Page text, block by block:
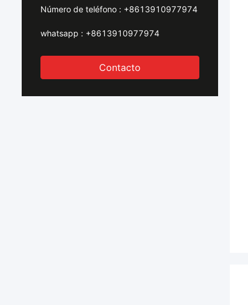
Número de teléfono : +8613910977974
whatsapp : +8613910977974
Contacto